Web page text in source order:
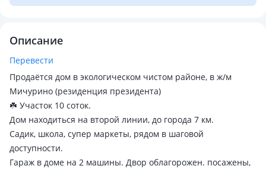
Описание
Перевести
Продаётся дом в экологическом чистом районе, в ж/м
Мичурино (резиденция президента)
☘️ Участок 10 соток.
Дом находиться на второй линии, до города 7 км.
Садик, школа, супер маркеты, рядом в шаговой
доступности.
Гараж в доме на 2 машины. Двор облагорожен. посажены,